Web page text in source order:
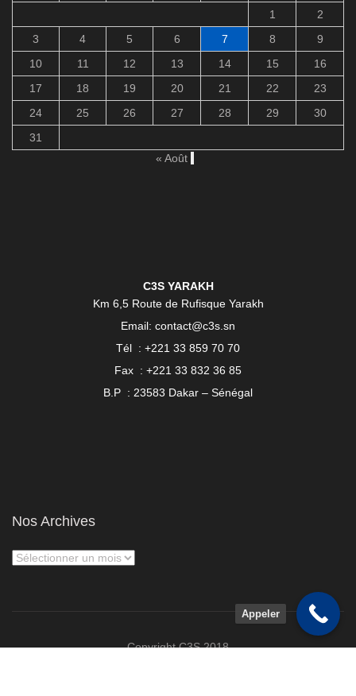
1
2
3
4 5 6 7 8
9
10
11 12 13 14 15
16
17
18 19 20 21 22
23
24
25 26 27 28 29
30
31
« Août
C3S YARAKH
Km 6,5 Route de Rufisque Yarakh
Email: contact@c3s.sn
Tél : +221 33 859 70 70
Fax : +221 33 832 36 85
B.P : 23583 Dakar – Sénégal
Nos Archives
Copyright C3S 2018
Appeler